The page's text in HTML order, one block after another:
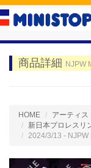
商品詳細 NJPW
HOME
アーティス
新日本プロレスリ
2024/3/13 -